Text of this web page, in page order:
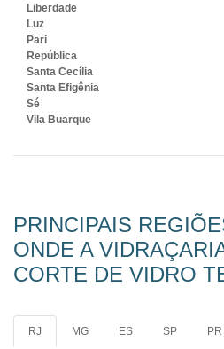
Liberdade
Luz
Pari
República
Santa Cecília
Santa Efigênia
Sé
Vila Buarque
PRINCIPAIS
ONDE A
CORTE DE VIDRO
RJ MG ES SP PR